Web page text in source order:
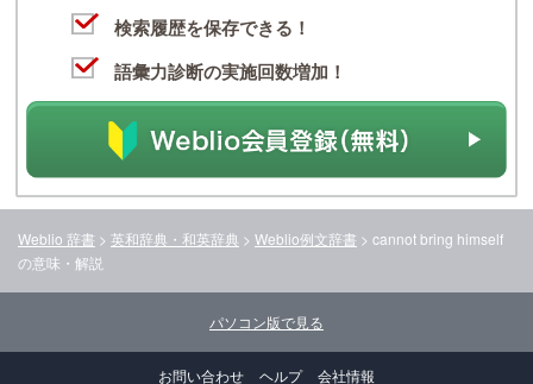
検索履歴を保存できる！
語彙力診断の実施回数増加！
Weblio 辞書 > 英和辞典・和英辞典 > Weblio例文辞書 > cannot bring himself
の意味・解説
パソコン版で見る
お問い合わせ ヘルプ 会社情報